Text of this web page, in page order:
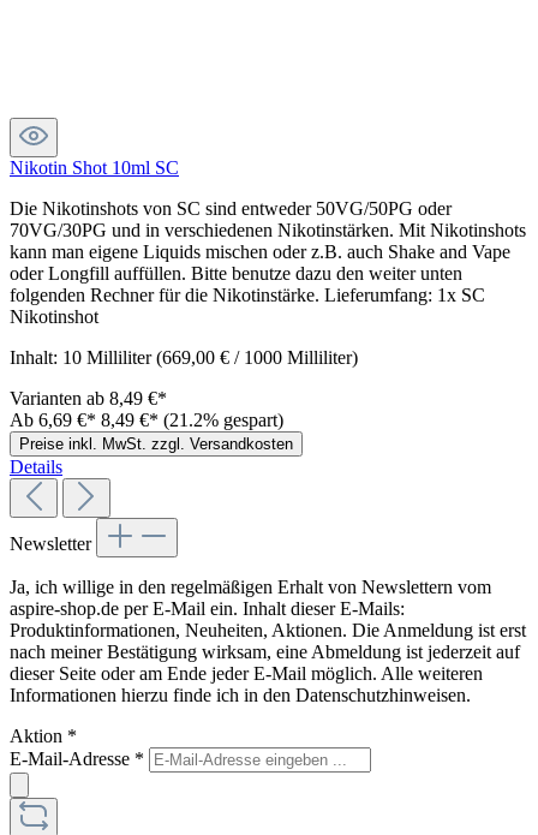
Nikotin Shot 10ml SC
Die Nikotinshots von SC sind entweder 50VG/50PG oder
70VG/30PG und in verschiedenen Nikotinstärken. Mit Nikotinshots
kann man eigene Liquids mischen oder z.B. auch Shake and Vape
oder Longfill auffüllen. Bitte benutze dazu den weiter unten
folgenden Rechner für die Nikotinstärke. Lieferumfang: 1x SC
Nikotinshot
Inhalt: 10 Milliliter(669,00 € / 1000 Milliliter)
Varianten ab 8,49 €*
Ab 6,69 €* 8,49 €* (21.2% gespart)
Preise inkl. MwSt. zzgl. Versandkosten
Details
Newsletter
Ja, ich willige in den regelmäßigen Erhalt von Newslettern vom
aspire-shop.de per E-Mail ein. Inhalt dieser E-Mails:
Produktinformationen, Neuheiten, Aktionen. Die Anmeldung ist erst
nach meiner Bestätigung wirksam, eine Abmeldung ist jederzeit auf
dieser Seite oder am Ende jeder E-Mail möglich. Alle weiteren
Informationen hierzu finde ich in den Datenschutzhinweisen.
Aktion *
E-Mail-Adresse *